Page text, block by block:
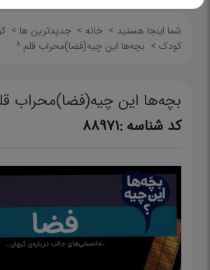
شما اینجا هستید > خانه > جدیدترین ها >
کودک > بچه‌ها این چیه(فضا)محراب قلم ^
بچه‌ها این چیه(فضا)محراب
کد شناسه :88971